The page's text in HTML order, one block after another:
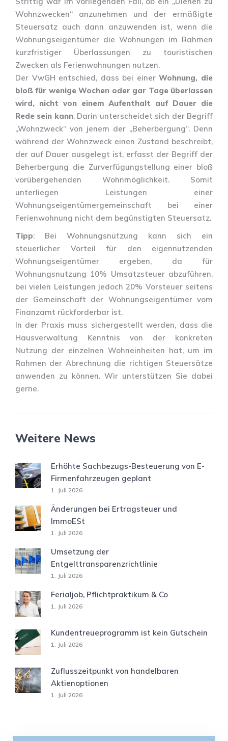
Wohnzwecken“ anzunehmen und der ermäßigte
Steuersatz auch dann anzuwenden ist, wenn die
Wohnungseigentümer die Wohnungen im Rahmen
kurzfristiger Überlassungen zu touristischen
Zwecken als Ferienwohnungen nutzen.
Der VwGH entschied, dass bei einerWohnung, die
bloß für wenige Wochen oder gar Tage überlassen
wird, nicht von einem Aufenthalt auf Dauer die
Rede sein kann. Darin unterscheidet sich der Begriff
„Wohnzweck“ von jenem der „Beherbergung“. Denn
während der Wohnzweck einen Zustand beschreibt,
der auf Dauer ausgelegt ist, erfasst der Begriff der
Beherbergung die Zurverfügungstellung einer bloß
vorübergehenden Wohnmöglichkeit. Somit
unterliegen Leistungen einer
Wohnungseigentümergemeinschaft bei einer
Ferienwohnung nicht dem begünstigten Steuersatz.
Tipp: Bei Wohnungsnutzung kann sich ein
steuerlicher Vorteil für den eigennutzenden
Wohnungseigentümer ergeben, da für
Wohnungsnutzung 10% Umsatzsteuer abzuführen,
bei vielen Leistungen jedoch 20% Vorsteuer seitens
der Gemeinschaft der Wohnungseigentümer vom
Finanzamt rückforderbar ist.
In der Praxis muss sichergestellt werden, dass die
Hausverwaltung Kenntnis von der konkreten
Nutzung der einzelnen Wohneinheiten hat, um im
Rahmen der Abrechnung die richtigen Steuersätze
anwenden zu können. Wir unterstützen Sie dabei
gerne.
Weitere News
Erhöhte Sachbezugs-Besteuerung von E-
Firmenfahrzeugen geplant
1. Juli 2026
Änderungen bei Ertragsteuer und
ImmoESt
1. Juli 2026
Umsetzung der
Entgelttransparenzrichtlinie
1. Juli 2026
Ferialjob, Pflichtpraktikum & Co
1. Juli 2026
Kundentreueprogramm ist kein Gutschein
1. Juli 2026
Zuflusszeitpunkt von handelbaren
Aktienoptionen
1. Juli 2026